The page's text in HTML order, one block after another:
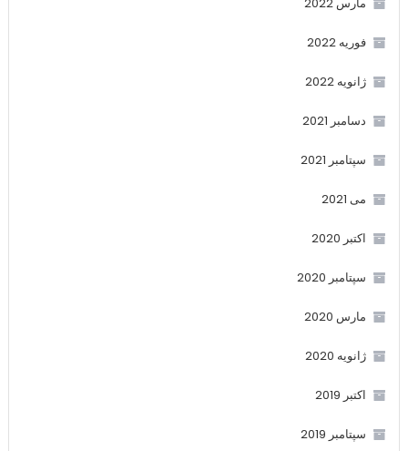
مارس 2022
فوریه 2022
ژانویه 2022
دسامبر 2021
سپتامبر 2021
می 2021
اکتبر 2020
سپتامبر 2020
مارس 2020
ژانویه 2020
اکتبر 2019
سپتامبر 2019